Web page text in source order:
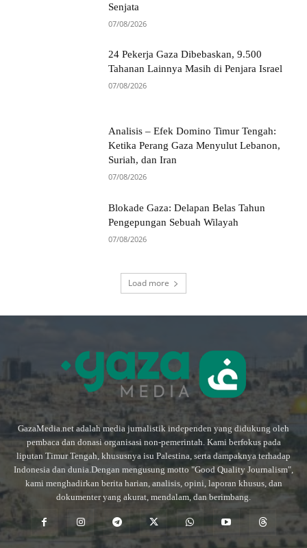
Senjata
07/08/2026
24 Pekerja Gaza Dibebaskan, 9.500
Tahanan Lainnya Masih di Penjara Israel
07/08/2026
Analisis – Efek Domino Timur Tengah:
Ketika Perang Gaza Menyulut Lebanon,
Suriah, dan Iran
07/08/2026
Blokade Gaza: Delapan Belas Tahun
Pengepungan Sebuah Wilayah
07/08/2026
Load more
GazaMedia.net adalah media jurnalistik independen yang didukung oleh
pembaca dan donasi organisasi non-pemerintah. Kami berfokus pada
liputan Timur Tengah, khususnya isu Palestina, serta dampaknya terhadap
Indonesia dan dunia.Dengan mengusung motto "Good Quality Journalism",
kami menghadirkan berita harian, analisis, opini, laporan khusus, dan
dokumenter yang akurat, mendalam, dan berimbang.